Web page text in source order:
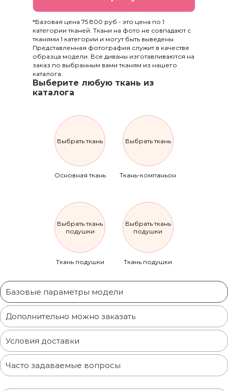
*Базовая цена 75 800 руб - это цена по 1
категории тканей. Ткани на фото не совпадают с
тканями 1 категории и могут быть выведены.
Представленная фотография служит в качестве
образца модели. Все диваны изготавливаются на
заказ по выбранным вами тканям из нашего
каталога.
Выберите любую ткань из
каталога
Выбрать ткань
Основная ткань
Выбрать ткань
Ткань-компаньон
Выбрать ткань
подушки
Ткань подушки
Выбрать ткань
подушки
Ткань подушки
Базовые параметры модели
Дополнительно можно заказать
Условия доставки
Часто задаваемые вопросы